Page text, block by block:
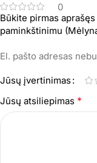
0
Būkite pirmas
paminkštinimu
El. pašto adresas
Jūsų įvertinimas
Jūsų atsiliepimas *